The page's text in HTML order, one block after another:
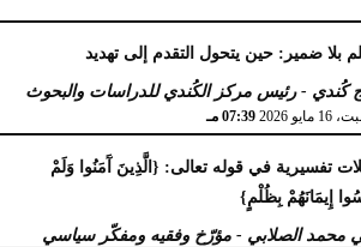
بلا ضمير: حين يتحول التقدم إلى تهديد
كُندي - رئيس مركز الكُندي للدراسات والبحوث
مايو 2026 07:39 مـ
تفسيرية في قوله تعالى: {الَّذِينَ آَمَنُوا وَلَمْ
إِيمَانَهُمْ بِظُلْمٍ}
محمد الصلابي - مؤرّخ وفقيه ومفكّر سياسي